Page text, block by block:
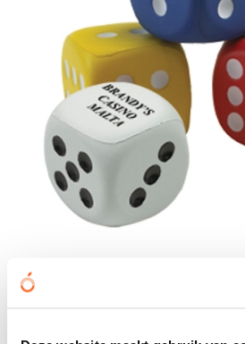
Anti-stress dobbelsteen
€ 1,38